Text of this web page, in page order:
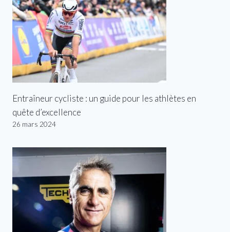
Entraîneur cycliste : un guide pour les athlètes en
quête d’excellence
26 mars 2024